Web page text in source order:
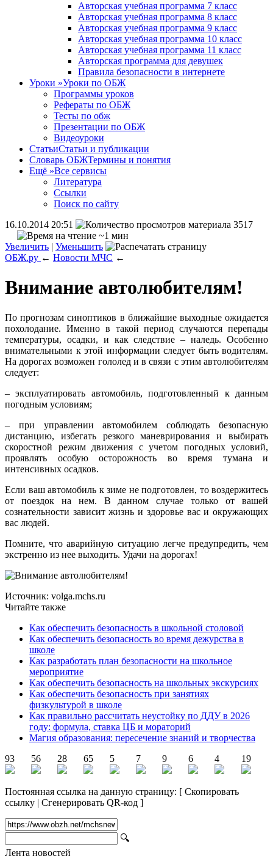
Авторская учебная программа 7 класс
Авторская учебная программа 8 класс
Авторская учебная программа 9 класс
Авторская учебная программа 10 класс
Авторская учебная программа 11 класс
Авторская программа для девушек
Правила безопасности в интернете
Уроки »Уроки по ОБЖ
Программы уроков
Рефераты по ОБЖ
Тесты по обж
Презентации по ОБЖ
Видеоуроки
СтатьиСтатьи и публикации
Словарь ОБЖТермины и понятия
Ещё »Все сервисы
Литература
Ссылки
Поиск по сайту
16.10.2014 20:51
3517
~1 мин
Увеличить | Уменьшить
ОБЖ.ру ← Новости МЧС ←
Внимание автолюбителям!
По прогнозам синоптиков в ближайшие выходные ожидается
похолодание. Именно в такой период случаются перепады
температуры, осадки, и как следствие – наледь. Особенно
внимательными к этой информации следует быть водителям.
На дорогах возможен гололед и в связи с этим автолюбителям
следует:
– эксплуатировать автомобиль, подготовленный к данным
погодным условиям;
– при управлении автомобилем соблюдать безопасную
дистанцию, избегать резкого маневрирования и выбирать
скоростной режим движения с учетом погодных условий,
проявлять особую осторожность во время тумана и
интенсивных осадков.
Если ваш автомобиль к зиме не подготовлен, то воздержитесь
от поездок на нем. В данном случае только от вашей
сознательности зависит жизнь и здоровье вас и окружающих
вас людей.
Помните, что аварийную ситуацию легче предупредить, чем
экстренно из нее выходить. Удачи на дорогах!
Источник: volga.mchs.ru
Читайте также
Как обеспечить безопасность в школьной столовой
Как обеспечить безопасность во время дежурства в
школе
Как разработать план безопасности на школьное
мероприятие
Как обеспечить безопасность на школьных экскурсиях
Как обеспечить безопасность при занятиях
физкультурой в школе
Как правильно рассчитать неустойку по ДДУ в 2026
году: формула, ставка ЦБ и мораторий
Магия образования: пересечение знаний и творчества
93
56 28 65 5 7 9 6 4 19
Постоянная ссылка на данную страницу: [ Скопировать
ссылку | Сгенерировать QR-код ]
🔍
Лента новостей